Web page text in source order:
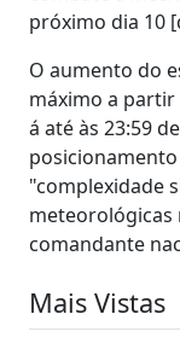
próximo dia 10
O aumento do
máximo a
á até às 23:59
"complexidade
meteorológicas
comandante
Mais Vistas